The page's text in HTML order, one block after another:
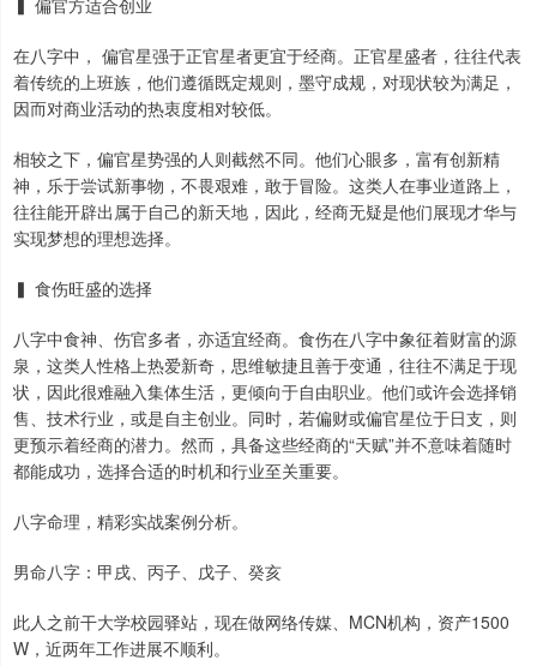
在八字中， 偏官星强于正官星者更宜于经商。正官星盛者，往往代表
着传统的上班族，他们遵循既定规则，墨守成规，对现状较为满足，
因而对商业活动的热衷度相对较低。
相较之下，偏官星势强的人则截然不同。他们心眼多，富有创新精
神，乐于尝试新事物，不畏艰难，敢于冒险。这类人在事业道路上，
往往能开辟出属于自己的新天地，因此，经商无疑是他们展现才华与
实现梦想的理想选择。
▍ 食伤旺盛的选择
八字中食神、伤官多者，亦适宜经商。食伤在八字中象征着财富的源
泉，这类人性格上热爱新奇，思维敏捷且善于变通，往往不满足于现
状，因此很难融入集体生活，更倾向于自由职业。他们或许会选择销
售、技术行业，或是自主创业。同时，若偏财或偏官星位于日支，则
更预示着经商的潜力。然而，具备这些经商的“天赋”并不意味着随时
都能成功，选择合适的时机和行业至关重要。
八字命理，精彩实战案例分析。
男命八字：甲戌、丙子、戊子、癸亥
此人之前干大学校园驿站，现在做网络传媒、MCN机构，资产1500
W，近两年工作进展不顺利。